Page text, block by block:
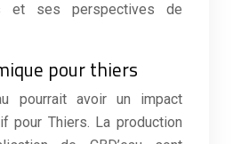
et ses perspectives de
pour thiers
pourrait avoir un impact
pour Thiers. La production